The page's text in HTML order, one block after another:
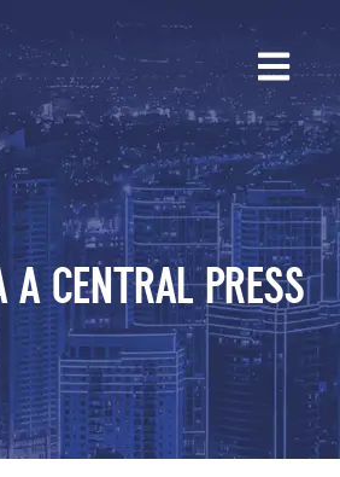
a central press